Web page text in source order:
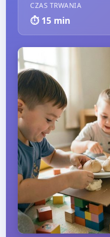
CZAS TRWANIA
⏱️ 15 min